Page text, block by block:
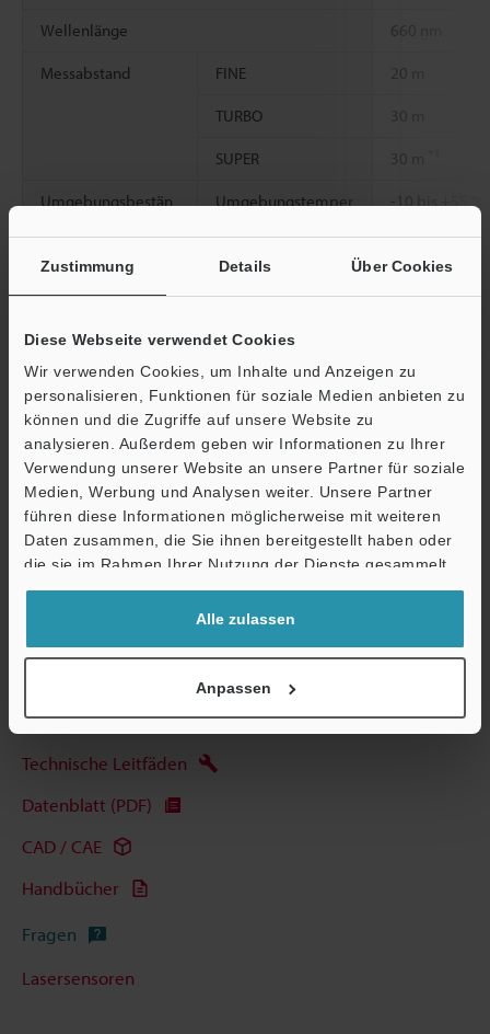
Zustimmung Details Über Cookies
Diese Webseite verwendet Cookies
Wir verwenden Cookies, um Inhalte und Anzeigen zu
personalisieren, Funktionen für soziale Medien anbieten zu
können und die Zugriffe auf unsere Website zu
analysieren. Außerdem geben wir Informationen zu Ihrer
Verwendung unserer Website an unsere Partner für soziale
Medien, Werbung und Analysen weiter. Unsere Partner
führen diese Informationen möglicherweise mit weiteren
Daten zusammen, die Sie ihnen bereitgestellt haben oder
die sie im Rahmen Ihrer Nutzung der Dienste gesammelt
haben.
Alle zulassen
Anpassen
Wellenlänge 660 nm
Messabstand FINE 20 m
TURBO 30 m
SUPER 30 m
Umgebungsbestän
Umgebungstemper
-10 bis +55
Material Gehäuse
Gewicht Circa 45 g
*1Bei Verwendung des OP-42198 beträgt der Messabstand 50 m.
*2Norbornen-Kunststoff oder Acryl
Datenblatt (PDF)
Technische Leitfäden
Datenblatt (PDF)
CAD / CAE
Handbücher
Fragen
Lasersensoren
Support